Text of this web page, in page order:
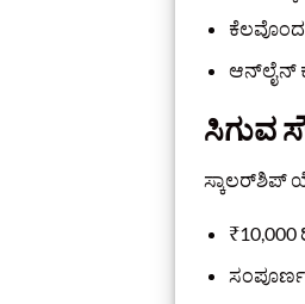
ಆನ್‌ಲೈನ್
ಸಿಗುವ
ಸ್ಕಾಲರ್‌ಶಿಪ್
ಸಂಪೂರ್ಣ